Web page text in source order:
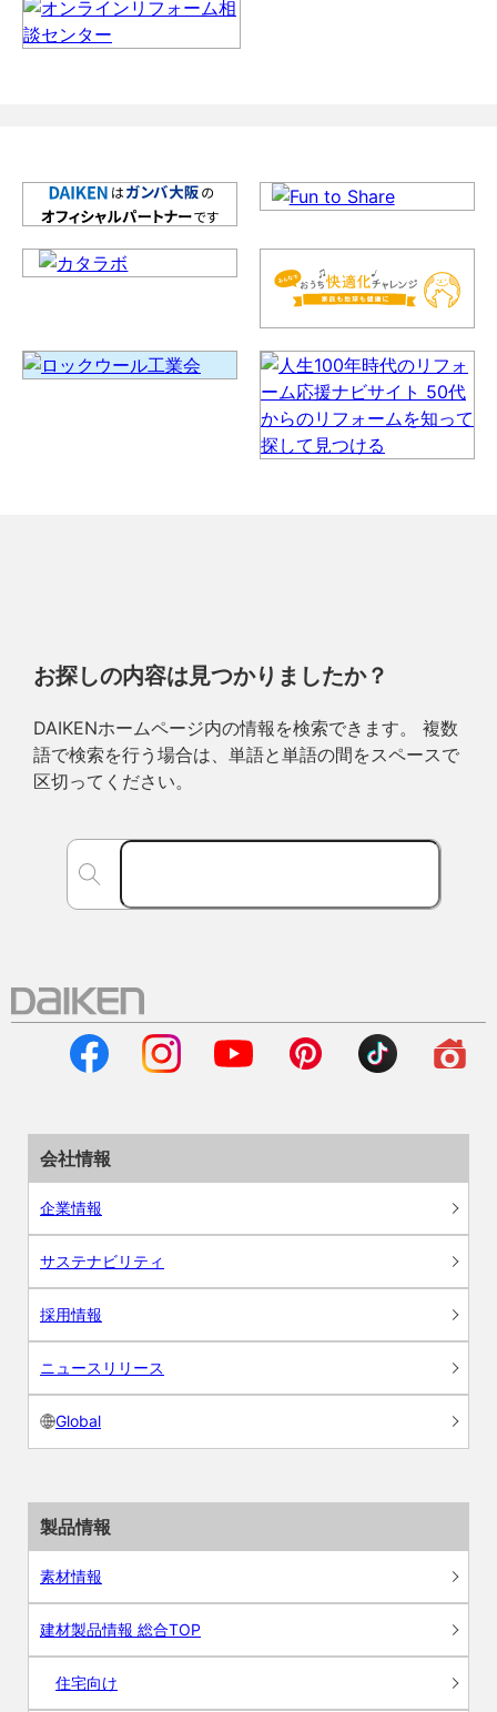
お探しの内容は見つかりましたか？
DAIKENホームページ内の情報を検索できます。 複数
語で検索を行う場合は、単語と単語の間をスペースで
区切ってください。
会社情報
企業情報
サステナビリティ
採用情報
ニュースリリース
Global
製品情報
素材情報
建材製品情報 総合TOP
住宅向け